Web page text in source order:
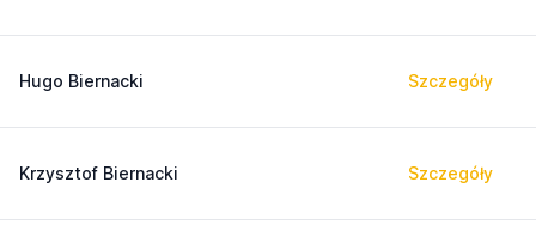
Hugo Biernacki Szczegóły
Krzysztof Biernacki Szczegóły